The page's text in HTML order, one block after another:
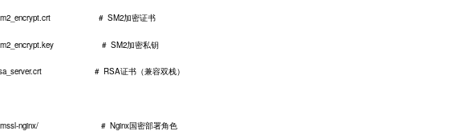
# SM2加密证书
# SM2加密私钥
# RSA证书（兼容双栈）
nginx/ # Nginx国密部署角色